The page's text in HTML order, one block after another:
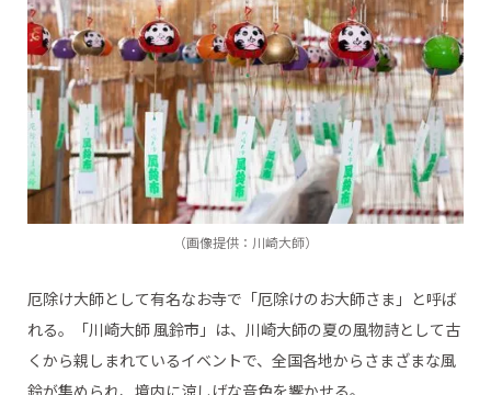
（画像提供：川崎大師）
厄除け大師として有名なお寺で「厄除けのお大師さま」と呼ば
れる。「川崎大師 風鈴市」は、川崎大師の夏の風物詩として古
くから親しまれているイベントで、全国各地からさまざまな風